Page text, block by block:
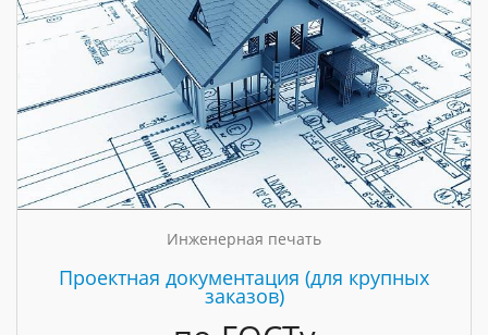
Инженерная печать
Проектная документация (для крупных
заказов)